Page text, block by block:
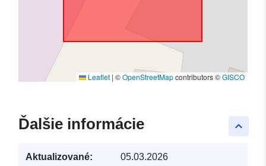
Leaflet | ©OpenStreetMapcontributors ©GISCO
keyboard_arrow_up
Ďalšie informácie
Aktualizované: 05.03.2026